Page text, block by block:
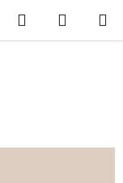
Hledat
KOŠÍK